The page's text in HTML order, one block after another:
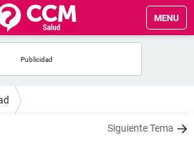
MENU
Siguiente Tema